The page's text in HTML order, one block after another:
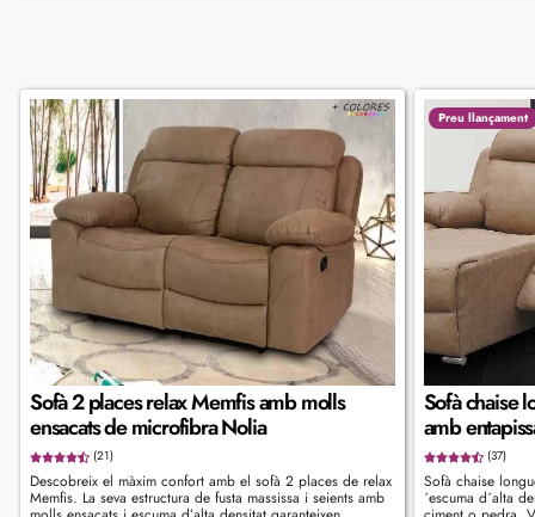
Sofà 2 places relax Memfis amb molls
ensacats de microfibra Nolia
(21)
Descobreix el màxim confort amb el sofà 2 places de relax
Memfis. La seva estructura de fusta massissa i seients amb
Preu llançament
Sofà chaise
amb
(37)
Sofà chaise
´escuma d´alta